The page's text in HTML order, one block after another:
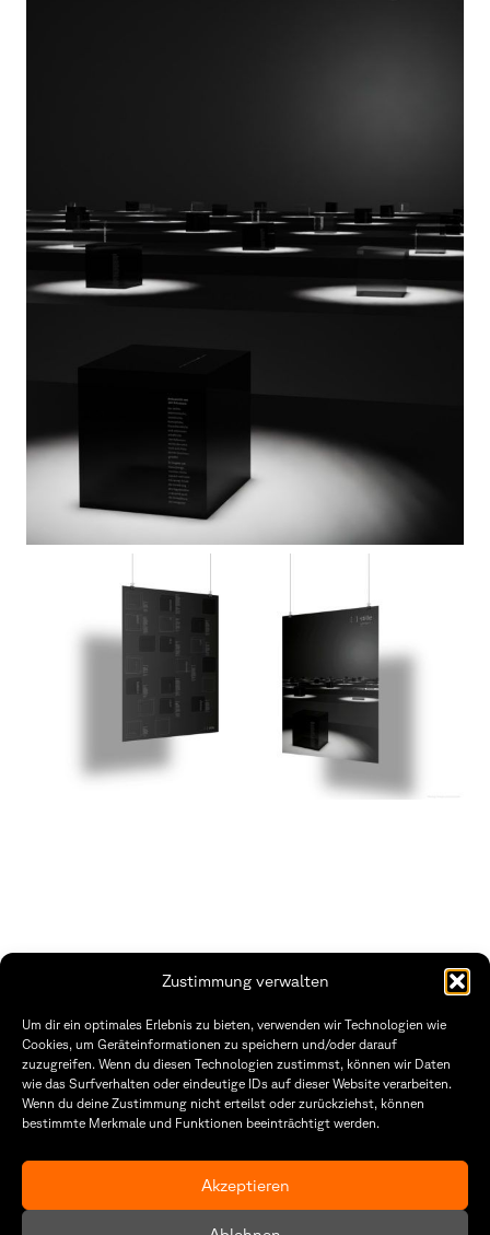
Zustimmung verwalten
Um dir ein optimales Erlebnis zu bieten, verwenden wir Technologien wie
Cookies, um Geräteinformationen zu speichern und/oder darauf
zuzugreifen. Wenn du diesen Technologien zustimmst, können wir Daten
wie das Surfverhalten oder eindeutige IDs auf dieser Website verarbeiten.
Wenn du deine Zustimmung nicht erteilst oder zurückziehst, können
bestimmte Merkmale und Funktionen beeinträchtigt werden.
Akzeptieren
THWS | Fakultät Gestaltung Würzburg
Technische Hochschule
Würzburg-Schweinfurt
Sanderheinrichsleitenweg 20
tel: +49 931 35 11 93 02
Öffnungszeiten Dekanat
Montag – Freitag
8:30 – 12:00
8:30 – 15:30
Datenschutzerklärung